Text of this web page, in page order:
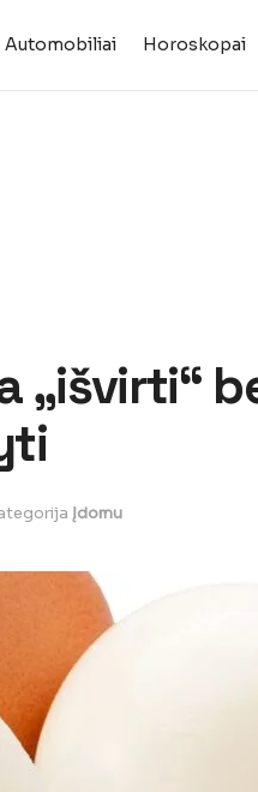
Automobiliai Horoskopai
„išvirti“
Įdomu